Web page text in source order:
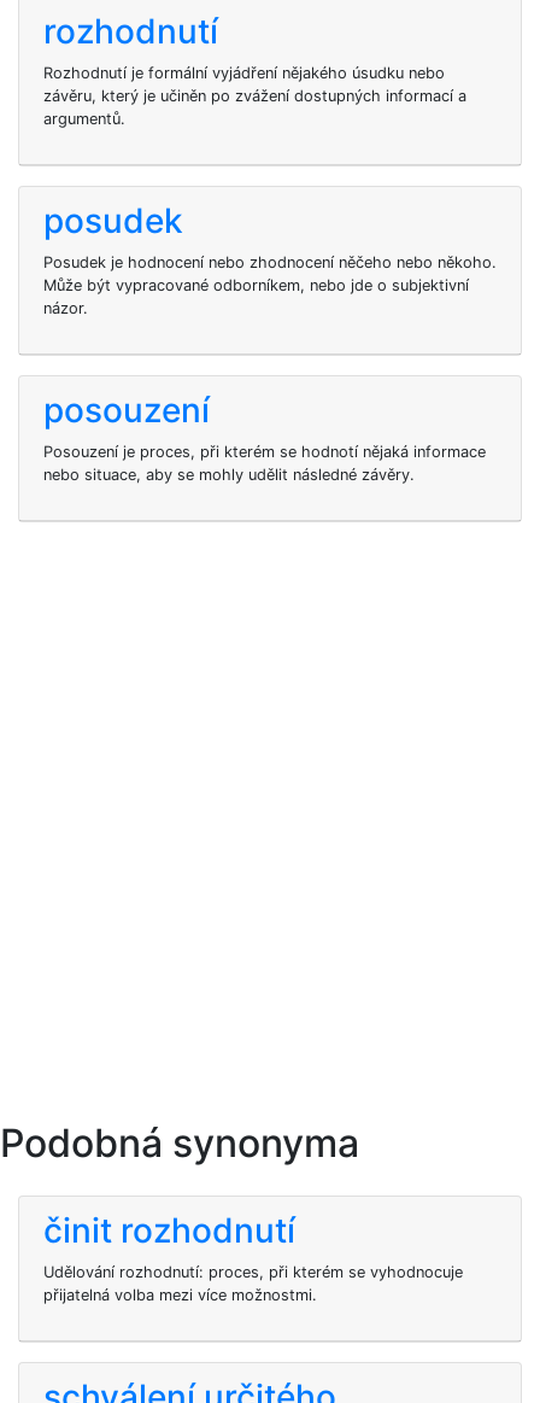
rozhodnutí
Rozhodnutí je formální vyjádření nějakého úsudku nebo
závěru, který je učiněn po zvážení dostupných informací a
argumentů.
posudek
Posudek je hodnocení nebo zhodnocení něčeho nebo někoho.
Může být vypracované odborníkem, nebo jde o subjektivní
názor.
posouzení
Posouzení je proces, při kterém se hodnotí nějaká informace
nebo situace, aby se mohly udělit následné závěry.
Podobná synonyma
činit rozhodnutí
Udělování rozhodnutí: proces, při kterém se vyhodnocuje
přijatelná volba mezi více možnostmi.